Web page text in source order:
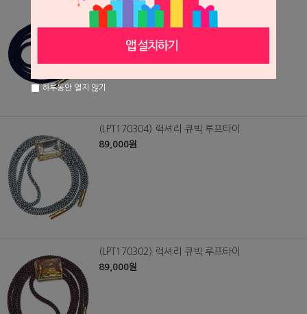
(LPT170401) 크리스탈 장식 루프타이
79,000원
(LPT170304) 럭셔리 큐빅 루프타이
89,000원
(LPT170302) 럭셔리 큐빅 루프타이
89,000원
하루동안 열지 않기